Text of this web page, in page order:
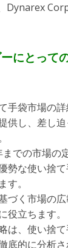
Dynarex
にとって
手袋市場の
供し、差し
での市場の
勢な使い捨
す。
づく市場の
役立ちます。
は、使い捨
底的に分析さ